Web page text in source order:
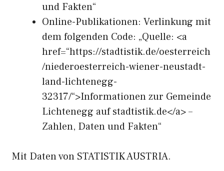
und Fakten“
Online-Publikationen: Verlinkung mit
dem folgenden Code: „Quelle: <a
href=“https://stadtistik.de/oesterreich
/niederoesterreich-wiener-neustadt-
land-lichtenegg-
32317/“>Informationen zur Gemeinde
Lichtenegg auf stadtistik.de</a> –
Zahlen, Daten und Fakten“
Mit Daten von STATISTIK AUSTRIA.